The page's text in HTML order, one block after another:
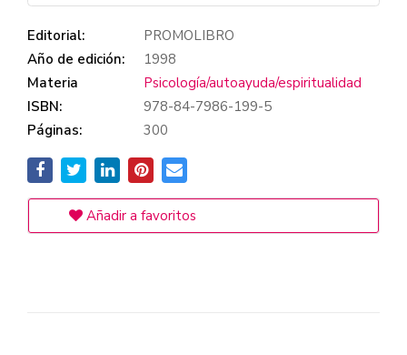
Editorial:
PROMOLIBRO
Año de edición:
1998
Materia
Psicología/autoayuda/espiritualidad
ISBN:
978-84-7986-199-5
Páginas:
300
Añadir a favoritos